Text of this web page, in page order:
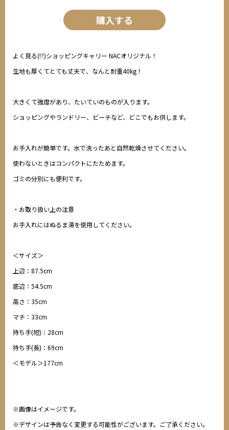
購入する
よく見る(!?)ショッピングキャリー NACオリジナル！
生地も厚くてとても丈夫で、なんと耐重40kg！
大きくて強度があり、たいていのものが入ります。
ショッピングやランドリー、ビーチなど、どこでもお供します。
お手入れが簡単です。水で洗ったあと自然乾燥させてください。
使わないときはコンパクトにたためます。
ゴミの分別にも便利です。
・お取り扱い上の注意
お手入れにはぬるま湯を使用してください。
＜サイズ＞
上辺：87.5cm
底辺：54.5cm
高さ：35cm
マチ：33cm
持ち手(短)：28cm
持ち手(長)：69cm
＜モデル＞177cm
※画像はイメージです。
※デザインは予告なく変更する可能性がございます。ご了承ください。